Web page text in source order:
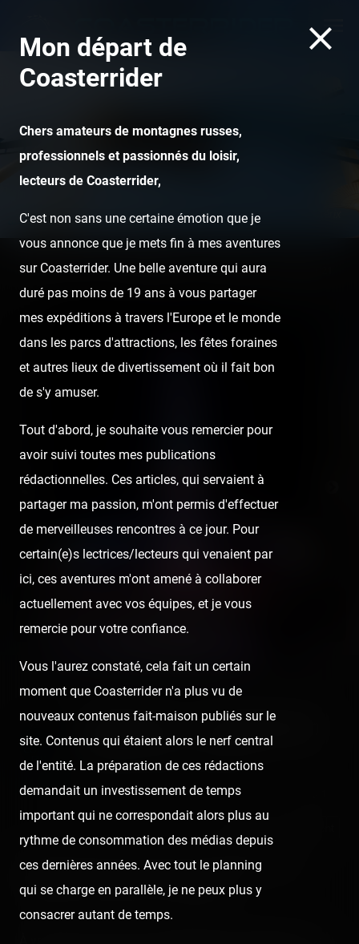
OzIris - Parc Astérix
Home Posts Instant pictures Amigoland — 22 juillet 2021
Le Bomber Maxxx est le métier le plus imposant de tout
Amigoland. Il y a de quoi, en même temps.
Amigoland — 22 juillet 2021
Published 5 years ago by Coasterrider
Notre dernier point de visite de la soirée s'est donc
effectué au Grau-du-Roi, à Amigoland.
Mon départ de
Coasterrider
Chers amateurs de montagnes russes,
professionnels et passionnés du loisir,
lecteurs de Coasterrider,
C'est non sans une certaine émotion que je
vous annonce que je mets fin à mes aventures
sur Coasterrider. Une belle aventure qui aura
duré pas moins de 19 ans à vous partager
mes expéditions à travers l'Europe et le monde
dans les parcs d'attractions, les fêtes foraines
et autres lieux de divertissement où il fait bon
de s'y amuser.
Tout d'abord, je souhaite vous remercier pour
avoir suivi toutes mes publications
rédactionnelles. Ces articles, qui servaient à
partager ma passion, m'ont permis d'effectuer
de merveilleuses rencontres à ce jour. Pour
certain(e)s lectrices/lecteurs qui venaient par
ici, ces aventures m'ont amené à collaborer
actuellement avec vos équipes, et je vous
remercie pour votre confiance.
Vous l'aurez constaté, cela fait un certain
moment que Coasterrider n'a plus vu de
nouveaux contenus fait-maison publiés sur le
site. Contenus qui étaient alors le nerf central
de l'entité. La préparation de ces rédactions
demandait un investissement de temps
important qui ne correspondait alors plus au
rythme de consommation des médias depuis
ces dernières années. Avec tout le planning
qui se charge en parallèle, je ne peux plus y
consacrer autant de temps.